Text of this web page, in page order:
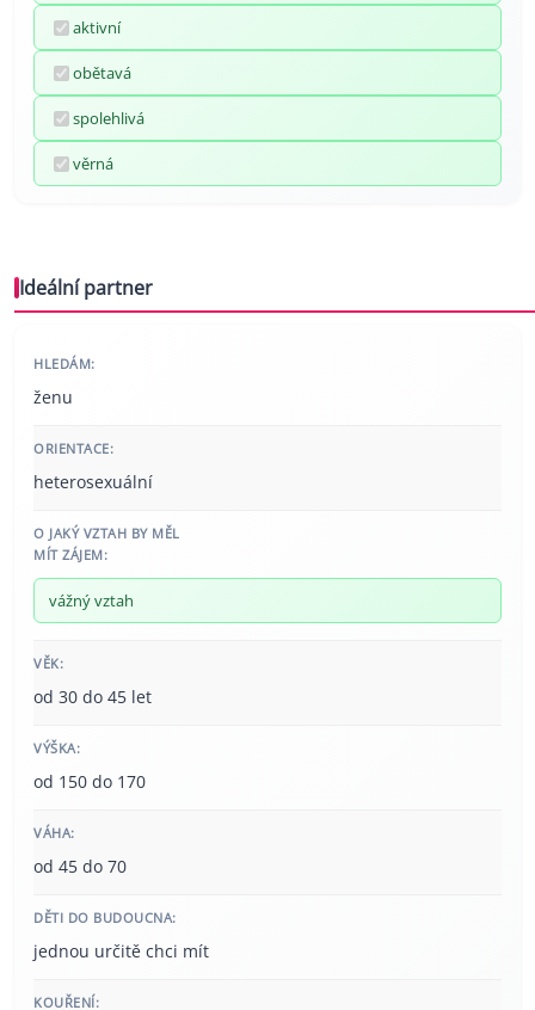
aktivní
obětavá
spolehlivá
věrná
Ideální partner
HLEDÁM:
ženu
ORIENTACE:
heterosexuální
O JAKÝ VZTAH BY MĚL
MÍT ZÁJEM:
vážný vztah
VĚK:
od 30 do 45 let
VÝŠKA:
od 150 do 170
VÁHA:
od 45 do 70
DĚTI DO BUDOUCNA:
jednou určitě chci mít
KOUŘENÍ: